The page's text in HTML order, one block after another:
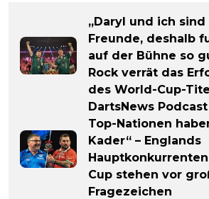
„Daryl und ich
Freunde, deshalb
auf der Bühne so
Rock verrät das
des World-Cup-
DartsNews
Top-Nationen
Kader“ – Englands
Cup stehen vor
Fragezeichen